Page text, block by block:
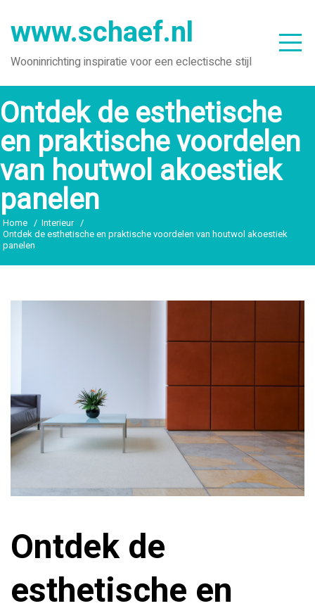
naar
inhoud
www.schaef.nl
Wooninrichting inspiratie voor een eclectische stijl
Ontdek de esthetische
en praktische voordelen
van houtwol akoestiek
panelen
Home
Interieur
Ontdek de esthetische en praktische voordelen van houtwol akoestiek
panelen
Ontdek de
esthetische en